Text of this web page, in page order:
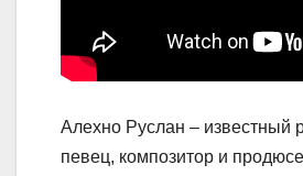
Алехно Руслан – известный
певец, композитор и